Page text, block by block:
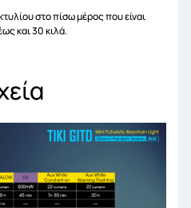
στο πίσω μέρος που είναι
και 30 κιλά.